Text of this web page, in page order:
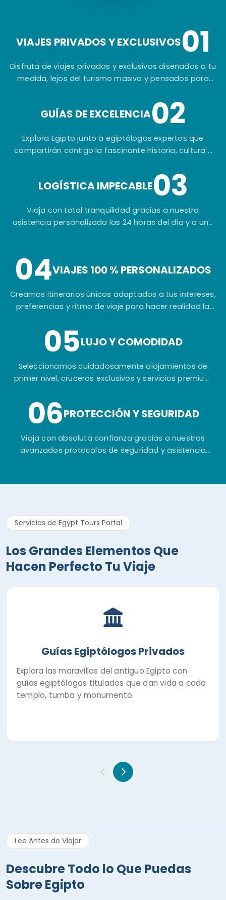
VIAJES PRIVADOS Y EXCLUSIVOS01
Disfruta de viajes privados y exclusivos diseñados a tu
medida, lejos del turismo masivo y pensados para
GUÍAS DE EXCELENCIA02
Explora Egipto junto a egiptólogos expertos que
compartirán contigo la fascinante historia, cultura y
extraordinarias del mundo.
LOGÍSTICA IMPECABLE03
Viaja con total tranquilidad gracias a nuestra
asistencia personalizada las 24 horas del día y a una
04VIAJES 100 % PERSONALIZADOS
Creamos itinerarios únicos adaptados a tus intereses,
preferencias y ritmo de viaje para hacer realidad la
05LUJO Y COMODIDAD
Seleccionamos cuidadosamente alojamientos de
primer nivel, cruceros exclusivos y servicios premium
06PROTECCIÓN Y SEGURIDAD
Viaja con absoluta confianza gracias a nuestros
avanzados protocolos de seguridad y asistencia
Servicios de Egypt Tours Portal
Los Grandes Elementos Que
Hacen Perfecto Tu Viaje
Guías Egiptólogos Privados
Explora las maravillas del antiguo Egipto con
guías egiptólogos titulados que dan vida a cada
templo, tumba y monumento.
Lee Antes de Viajar
Descubre Todo lo Que Puedas
Sobre Egipto